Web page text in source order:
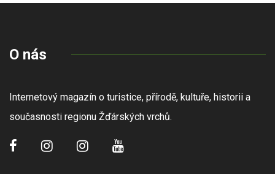
O nás
Internetový magazín o turistice, přírodě, kultuře, historii a
současnosti regionu Žďárských vrchů.